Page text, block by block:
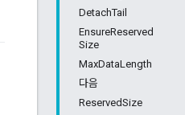
DetachTail
EnsureReserved
Size
MaxDataLength
다음
ReservedSize